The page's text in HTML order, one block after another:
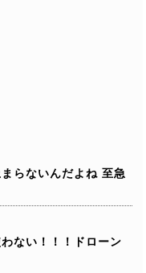
らないんだよね 至急
ない！！！ドローン